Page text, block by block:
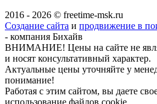
2016 - 2026 © freetime-msk.ru
Создание сайта и продвижение в
- компания Бихайв
ВНИМАНИЕ! Цены на сайте не
и носят консультативный характер.
Актуальные цены уточняйте у
понимание!
Работая с этим сайтом, вы даете
использование файлов cookie.